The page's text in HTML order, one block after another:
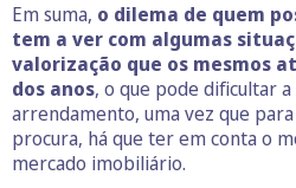
Em suma, o dilema de quem
tem a ver com algumas
valorização que os mesmos
dos anos, o que pode dificultar a
arrendamento, uma vez que
procura, há que ter em conta o
mercado imobiliário.